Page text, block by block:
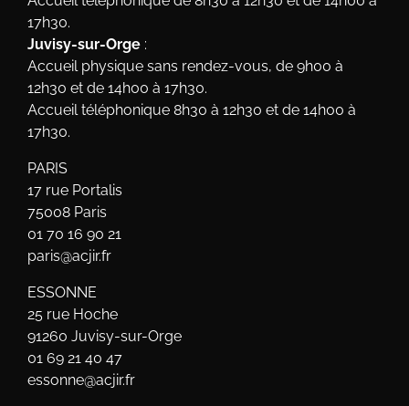
17h30.
Juvisy-sur-Orge :
Accueil physique sans rendez-vous, de 9h00 à
12h30 et de 14h00 à 17h30.
Accueil téléphonique 8h30 à 12h30 et de 14h00 à
17h30.
PARIS
17 rue Portalis
75008 Paris
01 70 16 90 21
paris@acjir.fr
ESSONNE
25 rue Hoche
91260 Juvisy-sur-Orge
01 69 21 40 47
essonne@acjir.fr